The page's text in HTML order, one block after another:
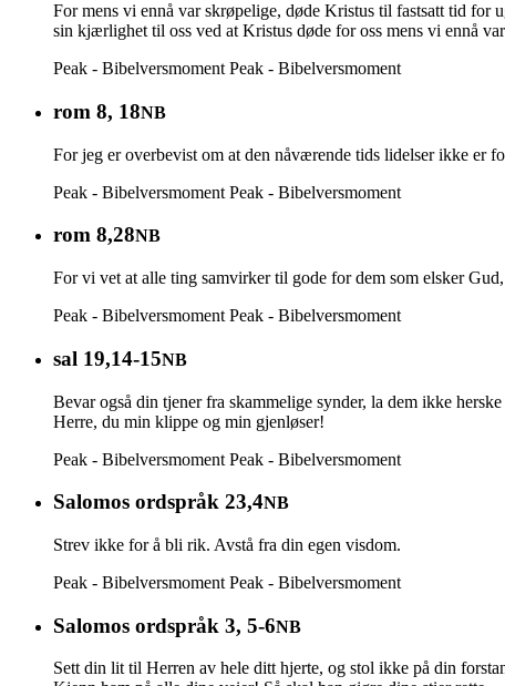
For mens vi ennå var skrøpelige, døde Kristus til fastsatt tid for
sin kjærlighet til oss ved at Kristus døde for oss mens vi ennå
Peak - Bibelversmoment Peak - Bibelversmoment
rom 8, 18NB
For jeg er overbevist om at den nåværende tids lidelser ikke er
Peak - Bibelversmoment Peak - Bibelversmoment
rom 8,28NB
For vi vet at alle ting samvirker til gode for dem som elsker
Peak - Bibelversmoment Peak - Bibelversmoment
sal 19,14-15NB
Bevar også din tjener fra skammelige synder, la dem ikke
Herre, du min klippe og min gjenløser!
Peak - Bibelversmoment Peak - Bibelversmoment
Salomos ordspråk 23,4NB
Strev ikke for å bli rik. Avstå fra din egen visdom.
Peak - Bibelversmoment Peak - Bibelversmoment
Salomos ordspråk 3, 5-6NB
Sett din lit til Herren av hele ditt hjerte, og stol ikke på din